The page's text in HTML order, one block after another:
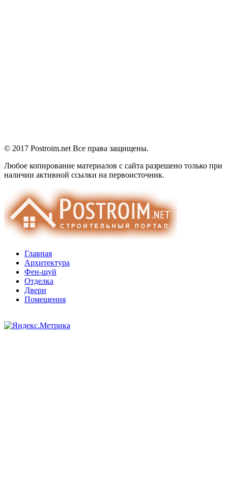
© 2017 Postroim.net Все права защищены.
Любое копирование материалов с сайта разрешено только при
наличии активной ссылки на первоисточник.
Главная
Архитектура
Фен-шуй
Отделка
Двери
Помещения